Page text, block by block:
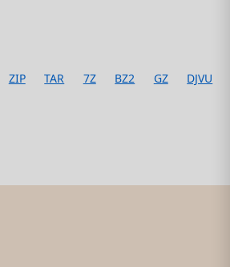
ZIP TAR 7Z BZ2 GZ
DJVU